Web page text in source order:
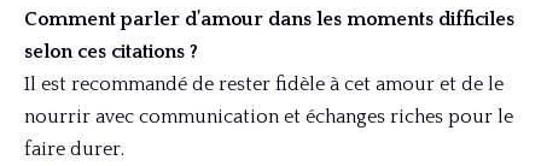
Comment parler d’amour dans les moments difficiles
selon ces citations ?
Il est recommandé de rester fidèle à cet amour et de le
nourrir avec communication et échanges riches pour le
faire durer.